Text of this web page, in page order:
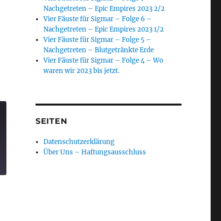
Nachgetreten – Epic Empires 2023 2/2
Vier Fäuste für Sigmar – Folge 6 –
Nachgetreten – Epic Empires 2023 1/2
Vier Fäuste für Sigmar – Folge 5 –
Nachgetreten – Blutgetränkte Erde
Vier Fäuste für Sigmar – Folge 4 – Wo
waren wir 2023 bis jetzt.
SEITEN
Datenschutzerklärung
Über Uns – Haftungsausschluss